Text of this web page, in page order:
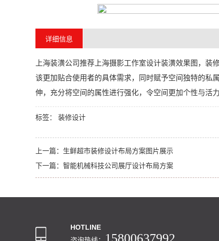
详细信息
上海装潢公司推荐上海摄影工作室设计装潢效果图，
该更加贴合使用者的具体需求，同时赋予空间独特的私
伸，充分将空间的属性进行强化，令空间更加个性与活力
标签： 装修设计
上一篇： 生鲜超市装修设计布局方案图片展示
下一篇： 智能机械科技公司展厅设计布局方案
HOTLINE